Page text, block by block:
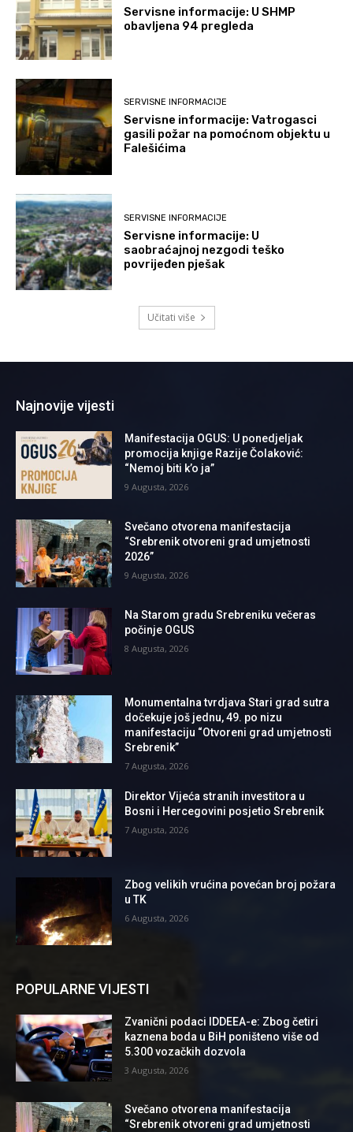
Servisne informacije: U SHMP
obavljena 94 pregleda
SERVISNE INFORMACIJE
Servisne informacije: Vatrogasci
gasili požar na pomoćnom objektu u
Falešićima
SERVISNE INFORMACIJE
Servisne informacije: U
saobraćajnoj nezgodi teško
povrijeđen pješak
Učitati više
Najnovije vijesti
Manifestacija OGUS: U ponedjeljak
promocija knjige Razije Čolaković:
“Nemoj biti k’o ja”
9 Augusta, 2026
Svečano otvorena manifestacija
“Srebrenik otvoreni grad umjetnosti
2026”
9 Augusta, 2026
Na Starom gradu Srebreniku večeras
počinje OGUS
8 Augusta, 2026
Monumentalna tvrdjava Stari grad sutra
dočekuje još jednu, 49. po nizu
manifestaciju “Otvoreni grad umjetnosti
Srebrenik”
7 Augusta, 2026
Direktor Vijeća stranih investitora u
Bosni i Hercegovini posjetio Srebrenik
7 Augusta, 2026
Zbog velikih vrućina povećan broj požara
u TK
6 Augusta, 2026
POPULARNE VIJESTI
Zvanični podaci IDDEEA-e: Zbog četiri
kaznena boda u BiH poništeno više od
5.300 vozačkih dozvola
3 Augusta, 2026
Svečano otvorena manifestacija
“Srebrenik otvoreni grad umjetnosti